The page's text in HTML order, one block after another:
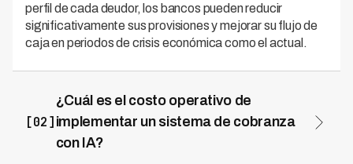
perfil de cada deudor, los bancos pueden reducir
significativamente sus provisiones y mejorar su flujo de
caja en periodos de crisis económica como el actual.
[02]
¿Cuál es el costo operativo de
implementar un sistema de cobranza
con IA?